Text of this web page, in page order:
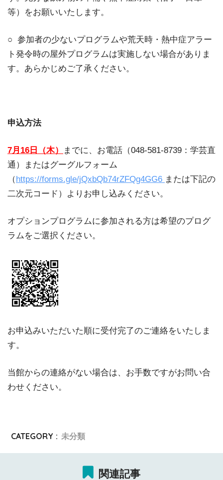
等）をお願いいたします。
○ 参加者の少ないプログラムや荒天時・熱中症アラー
ト発令時の屋外プログラムは実施しない場合がありま
す。あらかじめご了承ください。
申込方法
7月16日（木）
までに、お電話（048-581-8739：学芸直
通）またはグーグルフォーム
（ https://forms.gle/jQxbQb74rZFQg4GG6 または下記の
二次元コード）よりお申し込みください。
オプションプログラムに参加される方は希望のプログ
ラムをご選択ください。
お申込みいただいた順に受付完了のご連絡をいたしま
す。
当館からの連絡がない場合は、お手数ですがお問い合
わせください。
CATEGORY : 未分類
関連記事